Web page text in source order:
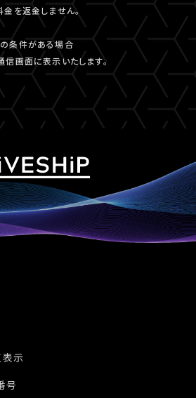
を返金しません。
条件がある場合
画面に表示いたします。
示
号